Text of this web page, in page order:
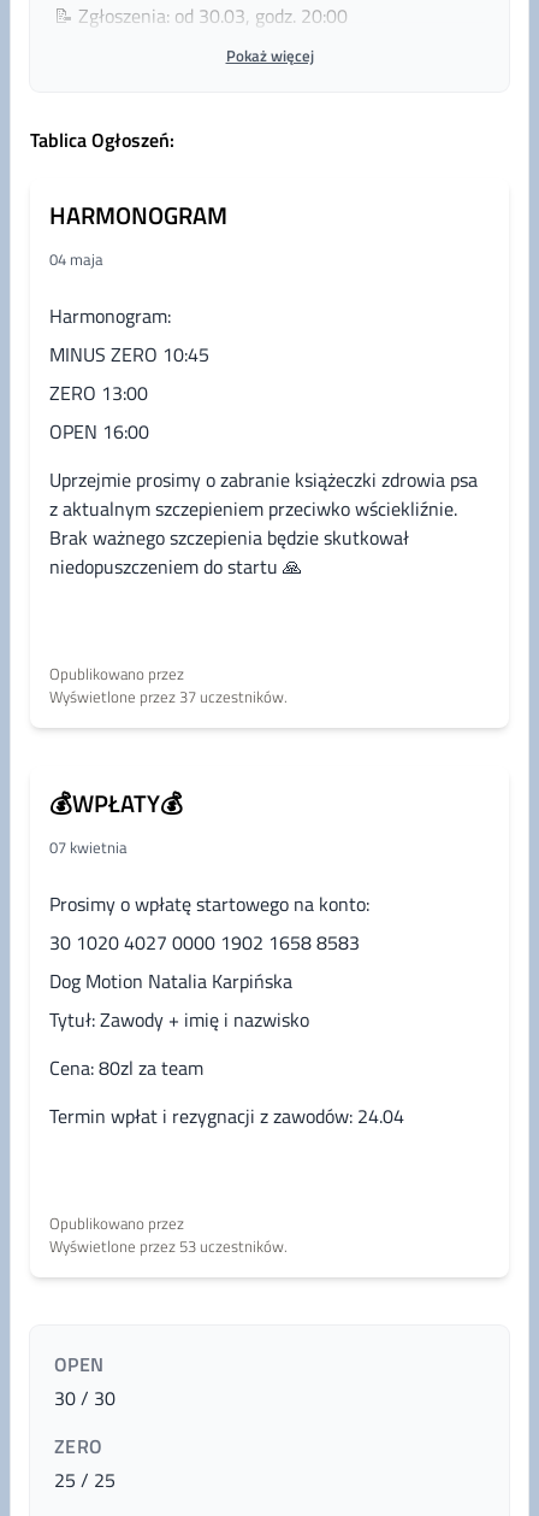
📝 Zgłoszenia: od 30.03, godz. 20:00
🔹 3x Jumping Zero
📊 Limity wiekowe:
🐾 Minus Zero – od 12 miesięcy
🐾 Zero – od 15 miesięcy
🐾 Open – od 18 miesięcy
💳 Płatności i rezygnacje:
Termin wpłaty jest jednocześnie terminem
Po tym czasie zwrot środków możliwy jest wyłącznie
w przypadku znalezienia zastępstwa na swoje
miejsce.
https://docs.google.com/document/d/1oiym...
📸 Fotografowanie podczas zawodów możliwe jest
organizatora.
📷 Zdjęcie w tle wydarzenia: Agnieszka Nowicka
Pokaż więcej
Tablica Ogłoszeń:
HARMONOGRAM
04 maja
Harmonogram:
MINUS ZERO 10:45
ZERO 13:00
OPEN 16:00
Uprzejmie prosimy o zabranie książeczki zdrowia psa
z aktualnym szczepieniem przeciwko wściekliźnie.
Brak ważnego szczepienia będzie skutkował
niedopuszczeniem do startu 🙏
Opublikowano przez
Wyświetlone przez 37 uczestników.
💰WPŁATY💰
07 kwietnia
Prosimy o wpłatę startowego na konto:
30 1020 4027 0000 1902 1658 8583
Dog Motion Natalia Karpińska
Tytuł: Zawody + imię i nazwisko
Cena: 80zl za team
Termin wpłat i rezygnacji z zawodów: 24.04
Opublikowano przez
Wyświetlone przez 53 uczestników.
OPEN
30 / 30
ZERO
25 / 25